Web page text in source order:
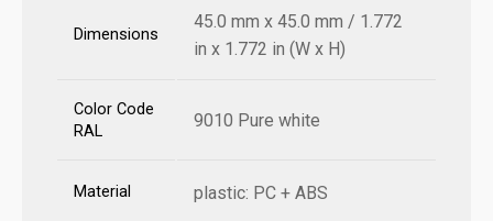
Dimensions
45.0 mm x 45.0 mm / 1.772
in x 1.772 in (W x H)
Color Code
RAL
9010 Pure white
Material plastic: PC + ABS